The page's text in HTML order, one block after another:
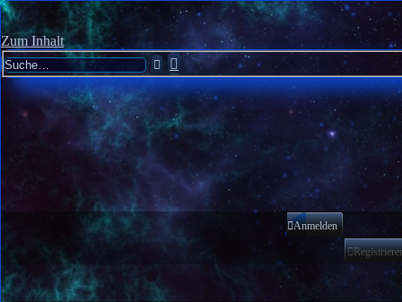
Zum Inhalt
SucheErweiterte
Suche
Anmelden